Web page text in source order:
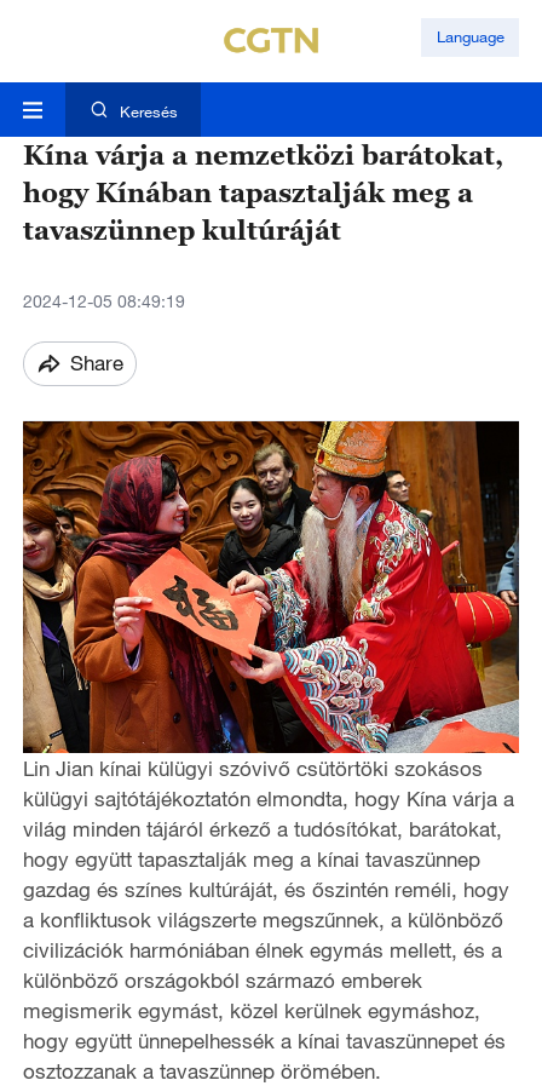
Language
Keresés
Kína várja a nemzetközi barátokat,
hogy Kínában tapasztalják meg a
tavaszünnep kultúráját
2024-12-05 08:49:19
Share
Lin Jian kínai külügyi szóvivő csütörtöki szokásos
külügyi sajtótájékoztatón elmondta, hogy Kína várja a
világ minden tájáról érkező a tudósítókat, barátokat,
hogy együtt tapasztalják meg a kínai tavaszünnep
gazdag és színes kultúráját, és őszintén reméli, hogy
a konfliktusok világszerte megszűnnek, a különböző
civilizációk harmóniában élnek egymás mellett, és a
különböző országokból származó emberek
megismerik egymást, közel kerülnek egymáshoz,
hogy együtt ünnepelhessék a kínai tavaszünnepet és
osztozzanak a tavaszünnep örömében.